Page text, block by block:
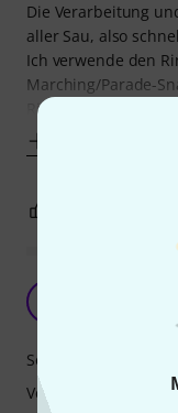
Die Verarbeitung
aller Sau, also
Ich verwende den
Marching/Parade-
Rings oder
Das beste
Soundverhalten
Verarbeitung